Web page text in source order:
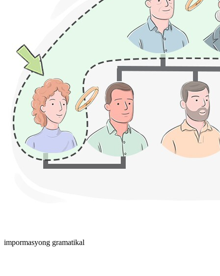
impormasyong gramatikal